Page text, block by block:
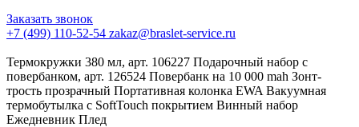
Заказать звонок
+7 (499) 110-52-54 zakaz@braslet-service.ru
Термокружки 380 мл, арт. 106227 Подарочный набор с
повербанком, арт. 126524 Повербанк на 10 000 mah Зонт-
трость прозрачный Портативная колонка EWA Вакуумная
термобутылка с SoftTouch покрытием Винный набор
Ежедневник Плед